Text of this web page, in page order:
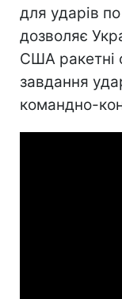
для ударів по
дозволяє
США ракетні
завдання
командно-